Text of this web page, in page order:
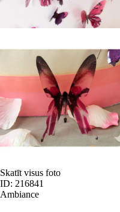
Skatīt visus foto
ID: 216841
Ambiance